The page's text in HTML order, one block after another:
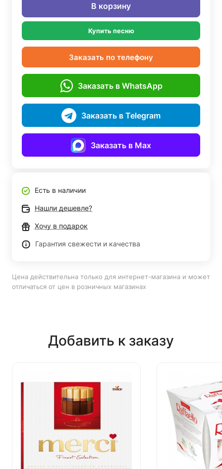
В корзину
Купить песню
Заказать по телефону
Заказать в WhatsApp
Заказать в Telegram
Заказать в Max
Есть в наличии
Нашли дешевле?
Хочу в подарок
Гарантия свежести и качества
Цена действительна только для интернет-магазина и может
отличаться от цен в розничных магазинах
Добавить к заказу